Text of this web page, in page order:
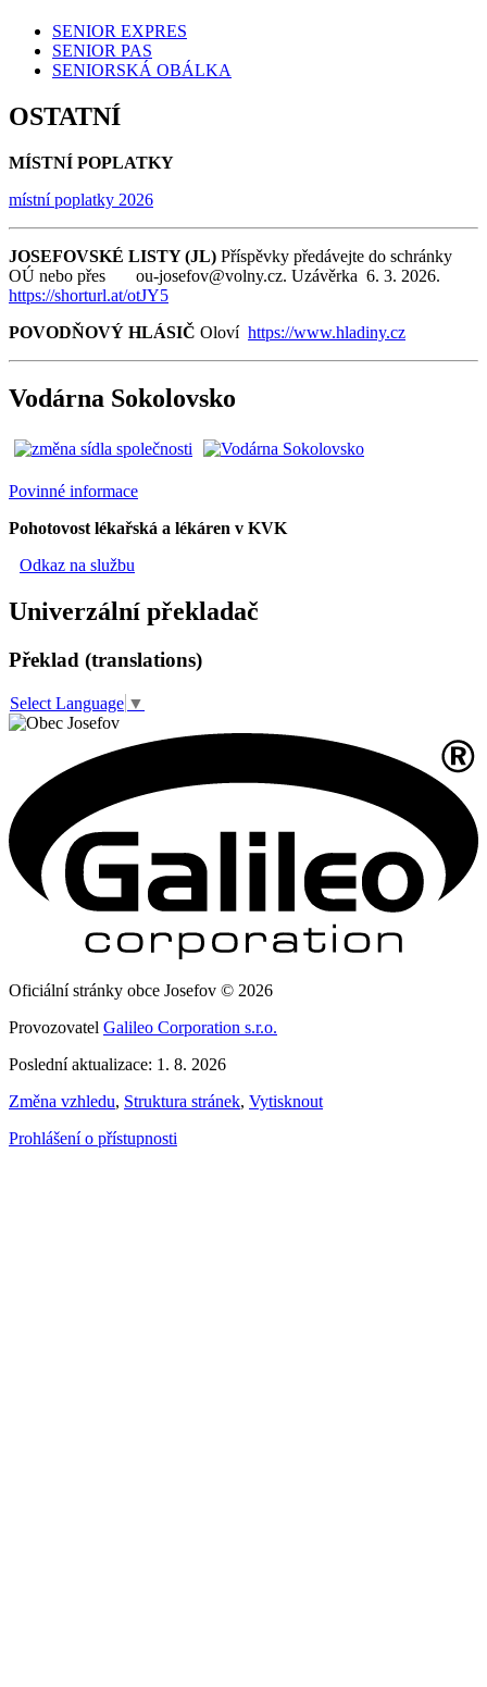
SENIOR EXPRES
SENIOR PAS
SENIORSKÁ OBÁLKA
OSTATNÍ
MÍSTNÍ POPLATKY
místní poplatky 2026
JOSEFOVSKÉ LISTY (JL) Příspěvky předávejte do schránky
OÚ nebo přes ou-josefov@volny.cz. Uzávěrka 6. 3. 2026.
https://shorturl.at/otJY5
POVODŇOVÝ HLÁSIČ Oloví https://www.hladiny.cz
Vodárna Sokolovsko
Povinné informace
Pohotovost lékařská a lékáren v KVK
Odkaz na službu
Univerzální překladač
Překlad (translations)
Select Language ▼
Oficiální stránky obce Josefov © 2026
Provozovatel Galileo Corporation s.r.o.
Poslední aktualizace: 1. 8. 2026
Změna vzhledu, Struktura stránek, Vytisknout
Prohlášení o přístupnosti